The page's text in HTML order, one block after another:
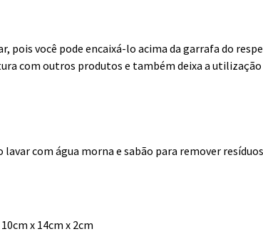
pois você pode encaixá-lo acima da garrafa do
com outros produtos e também deixa a
lavar com água morna e sabão para remover
x 14cm x 2cm